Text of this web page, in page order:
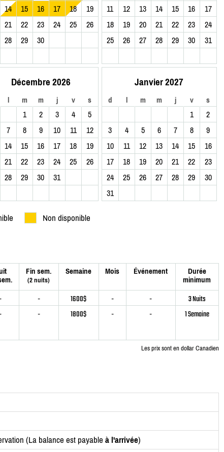
14 15 16 17 18
19
21 22 23 24 25
26
28 29 30
11
12 13 14 15 16
17
18
19 20 21 22 23
24
25
26 27 28 29 30 31
Décembre 2026
l m m j v s
1 2 3 4
5
7 8 9 10 11
12
14 15 16 17 18
19
21 22 23 24 25
26
28 29 30 31
Janvier 2027
d l m m j v s
1
2
3
4 5 6 7 8
9
10
11 12 13 14 15
16
17
18 19 20 21 22
23
24
25 26 27 28 29
30
31
Non disponible
Fin sem.
(2 nuits)
Semaine Mois Événement
Durée
minimum
- 1600$ - - 3 Nuits
- 1800$ - - 1 Semaine
Les prix sont en dollar Canadien
(La balance est payable à l'arrivée)